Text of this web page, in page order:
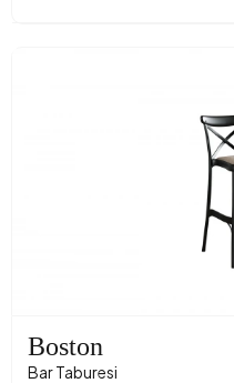
Boston
Bar Taburesi